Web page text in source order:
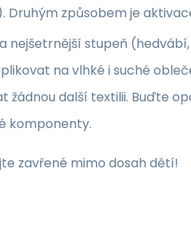
Druhým způsobem je
nejšetrnější stupeň (hedvábí,
na vlhké i suché
žádnou další textilii. Buďte
komponenty.
zavřené mimo dosah dětí!